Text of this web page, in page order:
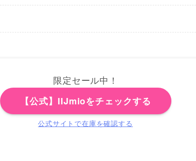
限定セール中！
【公式】IIJmioをチェックする
公式サイトで在庫を確認する